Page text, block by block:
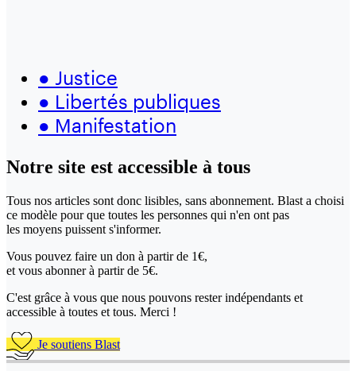
● Justice
● Libertés publiques
● Manifestation
Notre site est accessible à tous
Tous nos articles sont donc lisibles, sans abonnement. Blast a choisi
ce modèle pour que toutes les personnes qui n'en ont pas
les moyens puissent s'informer.
Vous pouvez faire un don à partir de 1€,
et vous abonner à partir de 5€.
C'est grâce à vous que nous pouvons rester indépendants et
accessible à toutes et tous. Merci !
Je soutiens Blast